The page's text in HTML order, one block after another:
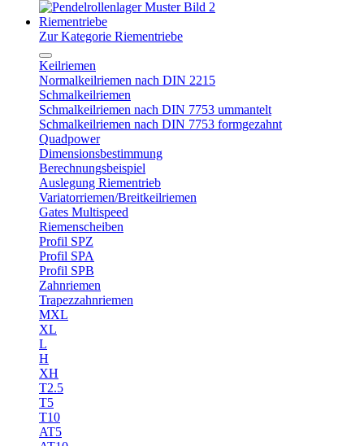
Riementriebe
Zur Kategorie Riementriebe
Keilriemen
Normalkeilriemen nach DIN 2215
Schmalkeilriemen
Schmalkeilriemen nach DIN 7753 ummantelt
Schmalkeilriemen nach DIN 7753 formgezahnt
Quadpower
Dimensionsbestimmung
Berechnungsbeispiel
Auslegung Riementrieb
Variatorriemen/Breitkeilriemen
Gates Multispeed
Riemenscheiben
Profil SPZ
Profil SPA
Profil SPB
Zahnriemen
Trapezzahnriemen
MXL
XL
L
H
XH
T2.5
T5
T10
AT5